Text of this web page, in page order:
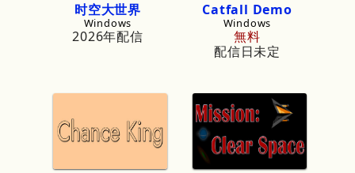
时空大世界
Windows
2026年配信
Catfall Demo
Windows
無料
配信日未定